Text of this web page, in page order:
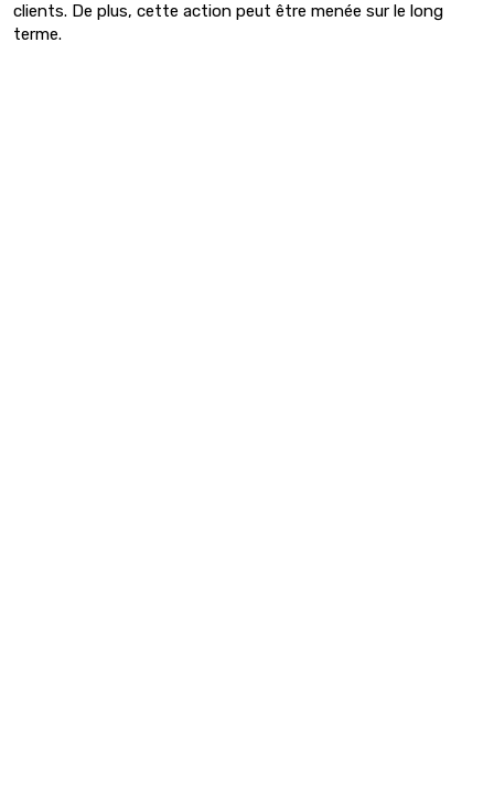
clients. De plus, cette action peut être menée sur le long
terme.